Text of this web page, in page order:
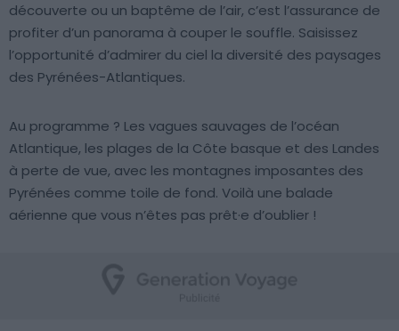
découverte ou un baptême de l’air, c’est l’assurance de
profiter d’un panorama à couper le souffle. Saisissez
l’opportunité d’admirer du ciel la diversité des paysages
des Pyrénées-Atlantiques.
Au programme ? Les vagues sauvages de l’océan
Atlantique, les plages de la Côte basque et des Landes
à perte de vue, avec les montagnes imposantes des
Pyrénées comme toile de fond. Voilà une balade
aérienne que vous n’êtes pas prêt·e d’oublier !